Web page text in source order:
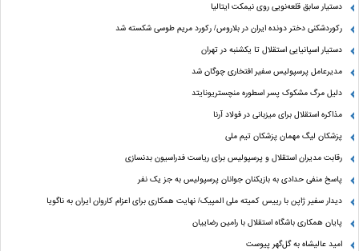
دستیار سابق قلعه‌نویی روی نیمکت ایتالیا
رکوردشکنی دختر دونده ایران در بلاروس/ رکورد مریم طوسی شکسته شد
دستیار اسپانیایی استقلال تا یکشنبه در تهران
مدیرعامل پرسپولیس سفیر افتخاری چوگان شد
دلیل مرگ مشکوک پسر اسطوره منچستریونایتد
مذاکره استقلال برای میزبانی در فولاد آرنا
پزشکان لیگ مهمان پزشکان تیم ملی
رقابت مدیران استقلال و پرسپولیس برای ریاست فدراسیون بدنسازی
پاسخ منفی حدادی به بازیکنان جوانان پرسپولیس به جز یک نفر
دیدار سفیر ژاپن با رییس کمیته ملی المپیک/ نهایت همکاری برای اعزام کاروان ایران به ناگویا
پایان همکاری باشگاه استقلال با رامین رضاییان
امید عالیشاه به گل‌گهر پیوست